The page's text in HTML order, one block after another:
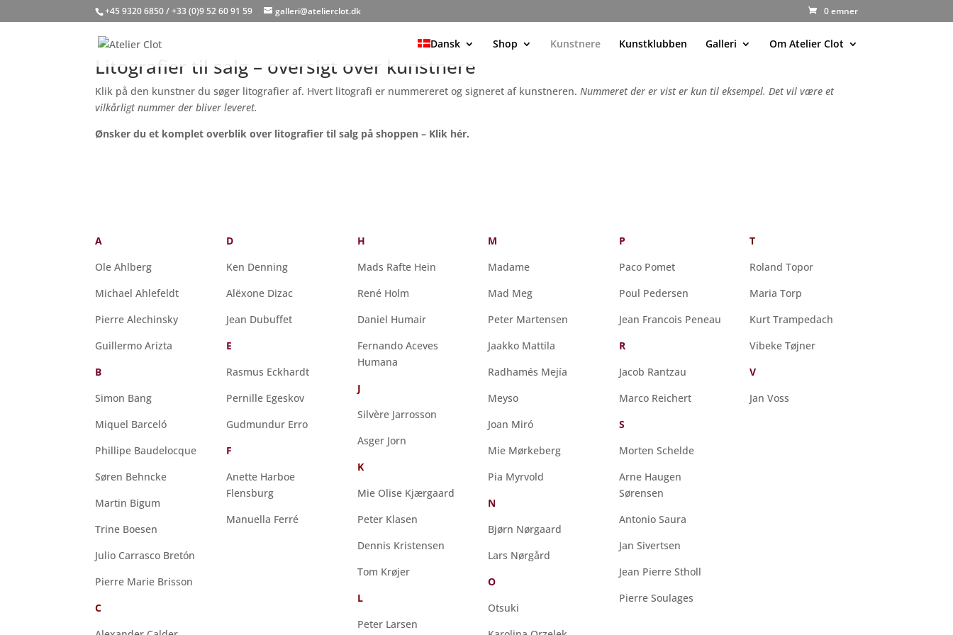
+45 9320 6850 / +33 (0)9 52 60 91 59 galleri@atelierclot.dk 0 emner
Dansk Shop Kunstnere Kunstklubben Galleri Om Atelier Clot
Litografier til salg – oversigt over kunstnere
Klik på den kunstner du søger litografier af. Hvert litografi er nummereret og signeret af kunstneren.Nummeret der er vist er kun til eksempel. Det vil være et
vilkårligt nummer der bliver leveret.
Ønsker du et komplet overblik over litografier til salg på shoppen – Klik hér.
A
Ole Ahlberg
Michael Ahlefeldt
Pierre Alechinsky
Guillermo Arizta
B
Simon Bang
Miquel Barceló
Phillipe Baudelocque
Søren Behncke
Martin Bigum
Trine Boesen
Julio Carrasco Bretón
Pierre Marie Brisson
C
D
Ken Denning
Alëxone Dizac
Jean Dubuffet
E
Rasmus Eckhardt
Pernille Egeskov
Gudmundur Erro
F
Anette Harboe
Flensburg
Manuella Ferré
H
Mads Rafte Hein
René Holm
Daniel Humair
Fernando Aceves
Humana
J
Silvère Jarrosson
Asger Jorn
K
Mie Olise Kjærgaard
Peter Klasen
Dennis Kristensen
Tom Krøjer
L
Peter Larsen
M
Madame
Mad Meg
Peter Martensen
Jaakko Mattila
Radhamés Mejía
Meyso
Joan Miró
Mie Mørkeberg
Pia Myrvold
N
Bjørn Nørgaard
Lars Nørgård
O
Otsuki
P
Paco Pomet
Poul Pedersen
Jean Francois Peneau
R
Jacob Rantzau
Marco Reichert
S
Morten Schelde
Arne Haugen
Sørensen
Antonio Saura
Jan Sivertsen
Jean Pierre Stholl
Pierre Soulages
T
Roland Topor
Maria Torp
Kurt Trampedach
Vibeke Tøjner
V
Jan Voss